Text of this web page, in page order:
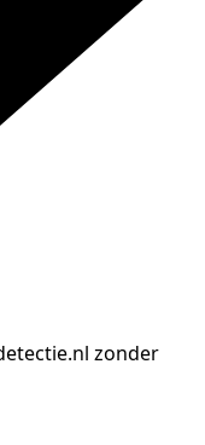
zonder